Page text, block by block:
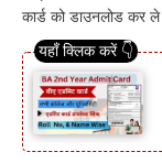
कार्ड को डाउनलोड कर ले